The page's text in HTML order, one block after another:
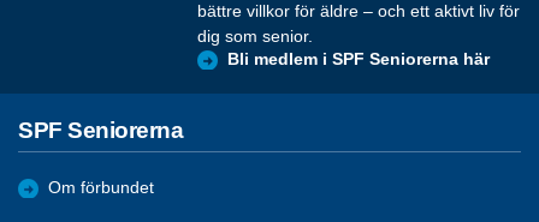
bättre villkor för äldre – och ett aktivt liv för
dig som senior.
Bli medlem i SPF Seniorerna här
SPF Seniorerna
Om förbundet